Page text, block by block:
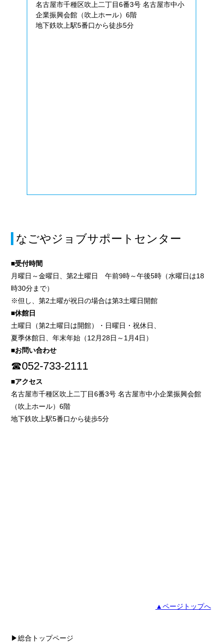
名古屋市千種区吹上二丁目6番3号 名古屋市中小
企業振興会館（吹上ホール）6階
地下鉄吹上駅5番口から徒歩5分
なごやジョブサポートセンター
■受付時間
月曜日～金曜日、第2土曜日 午前9時～午後5時（水曜日は18
時30分まで）
※但し、第2土曜が祝日の場合は第3土曜日開館
■休館日
土曜日（第2土曜日は開館）・日曜日・祝休日、
夏季休館日、年末年始（12月28日～1月4日）
■お問い合わせ
☎052-733-2111
■アクセス
名古屋市千種区吹上二丁目6番3号 名古屋市中小企業振興会館
（吹上ホール）6階
地下鉄吹上駅5番口から徒歩5分
▲ページトップへ
▶総合トップページ